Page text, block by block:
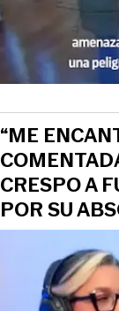
“ME
CRESPO A
POR SU